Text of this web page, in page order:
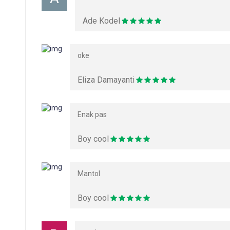
Ade Kodel
oke
Eliza Damayanti
Enak pas
Boy cool
Mantol
Boy cool